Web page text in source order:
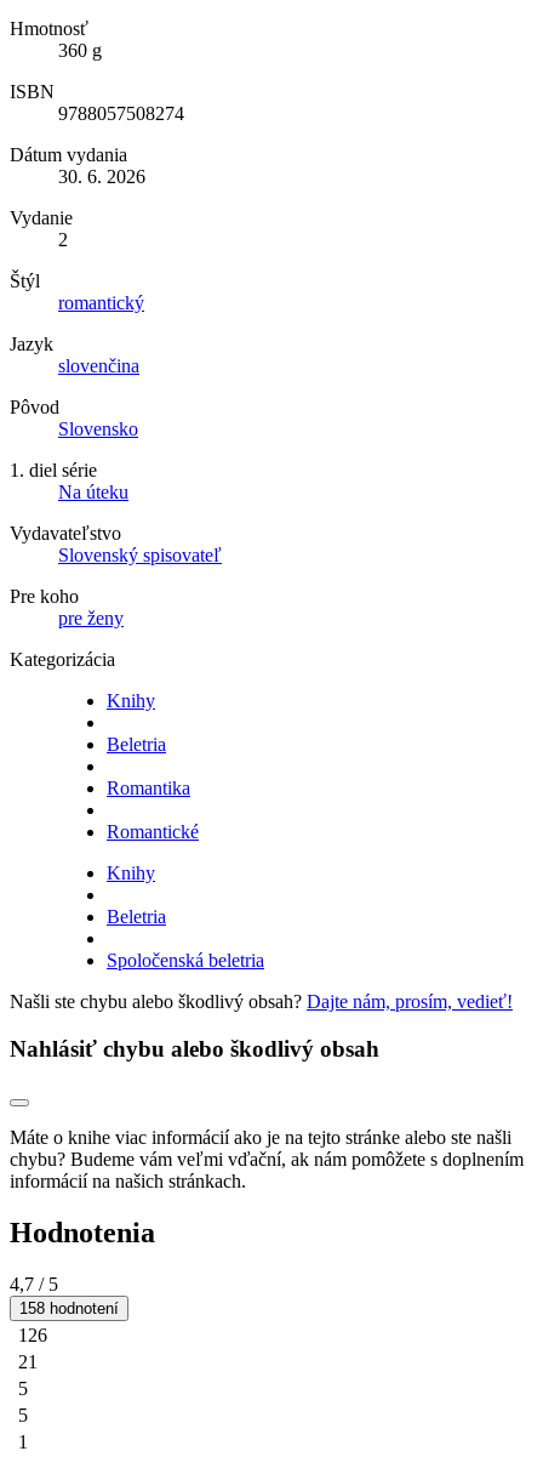
Hmotnosť
360 g
ISBN
9788057508274
Dátum vydania
30. 6. 2026
Vydanie
2
Štýl
romantický
Jazyk
slovenčina
Pôvod
Slovensko
1. diel série
Na úteku
Vydavateľstvo
Slovenský spisovateľ
Pre koho
pre ženy
Kategorizácia
Knihy
Beletria
Romantika
Romantické
Knihy
Beletria
Spoločenská beletria
Našli ste chybu alebo škodlivý obsah? Dajte nám, prosím, vedieť!
Nahlásiť chybu alebo škodlivý obsah
Máte o knihe viac informácií ako je na tejto stránke alebo ste našli
chybu? Budeme vám veľmi vďační, ak nám pomôžete s doplnením
informácií na našich stránkach.
Hodnotenia
4,7 / 5
158 hodnotení
126
21
5
5
1